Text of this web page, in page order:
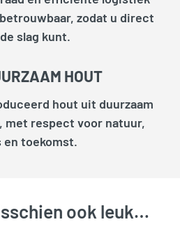
zodat u direct
slag kunt.
HOUT
hout uit duurzaam
met respect voor natuur,
en toekomst.
ook leuk…